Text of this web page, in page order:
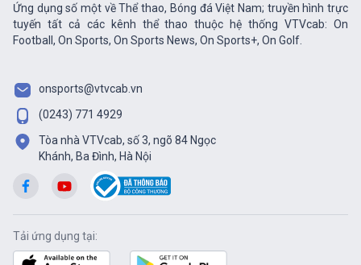
Ứng dụng số một về Thể thao, Bóng đá Việt Nam; truyền hình trực
tuyến tất cả các kênh thể thao thuộc hệ thống VTVcab: On
Football, On Sports, On Sports News, On Sports+, On Golf.
onsports@vtvcab.vn
(0243) 771 4929
Tòa nhà VTVcab, số 3, ngõ 84 Ngọc
Khánh, Ba Đình, Hà Nội
Tải ứng dụng tại: